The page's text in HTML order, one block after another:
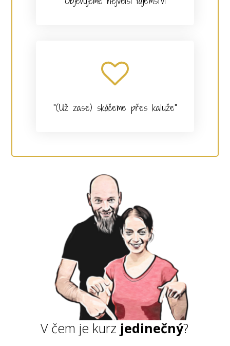
"(Už zase) skáčeme přes kaluže"
V čem je kurz jedinečný?